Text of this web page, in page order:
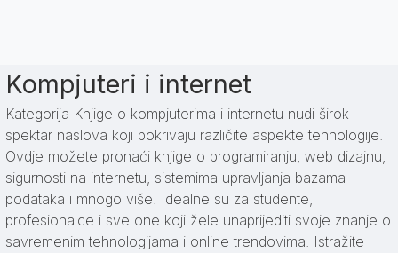
Kompjuteri i internet
Kategorija Knjige o kompjuterima i internetu nudi širok
spektar naslova koji pokrivaju različite aspekte tehnologije.
Ovdje možete pronaći knjige o programiranju, web dizajnu,
sigurnosti na internetu, sistemima upravljanja bazama
podataka i mnogo više. Idealne su za studente,
profesionalce i sve one koji žele unaprijediti svoje znanje o
savremenim tehnologijama i online trendovima. Istražite